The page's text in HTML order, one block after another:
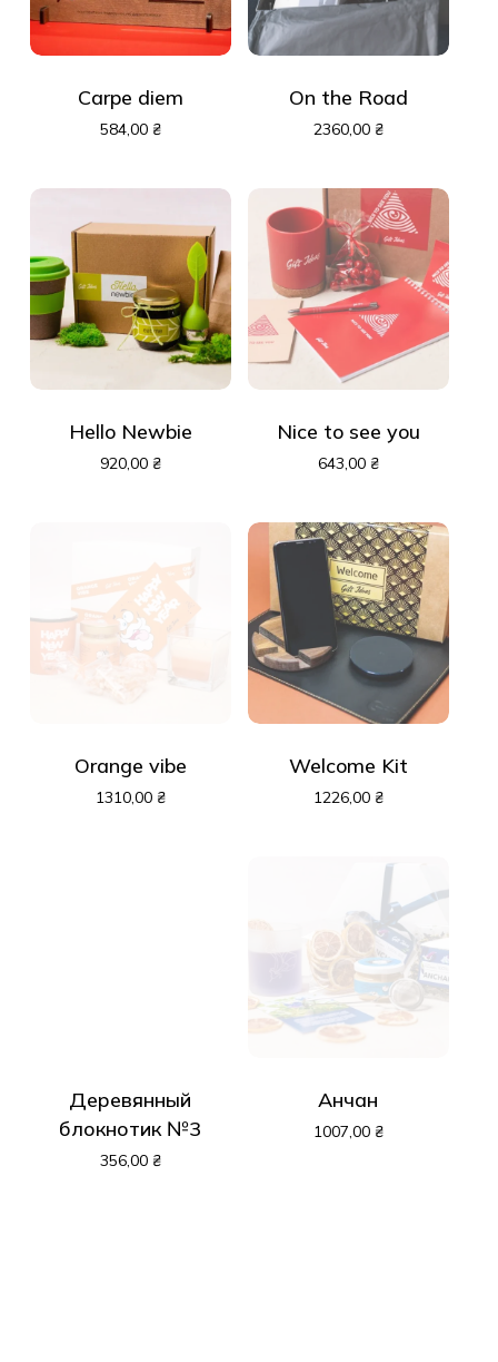
Carpe diem
584,00 ₴
On the Road
2360,00 ₴
Hello Newbie
920,00 ₴
Nice to see you
643,00 ₴
Orange vibe
1310,00 ₴
Welcome Kit
1226,00 ₴
Деревянный
блокнотик №3
356,00 ₴
Анчан
1007,00 ₴